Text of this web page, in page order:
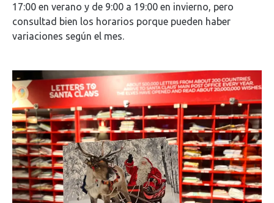
17:00 en verano y de 9:00 a 19:00 en invierno, pero
consultad bien los horarios porque pueden haber
variaciones según el mes.